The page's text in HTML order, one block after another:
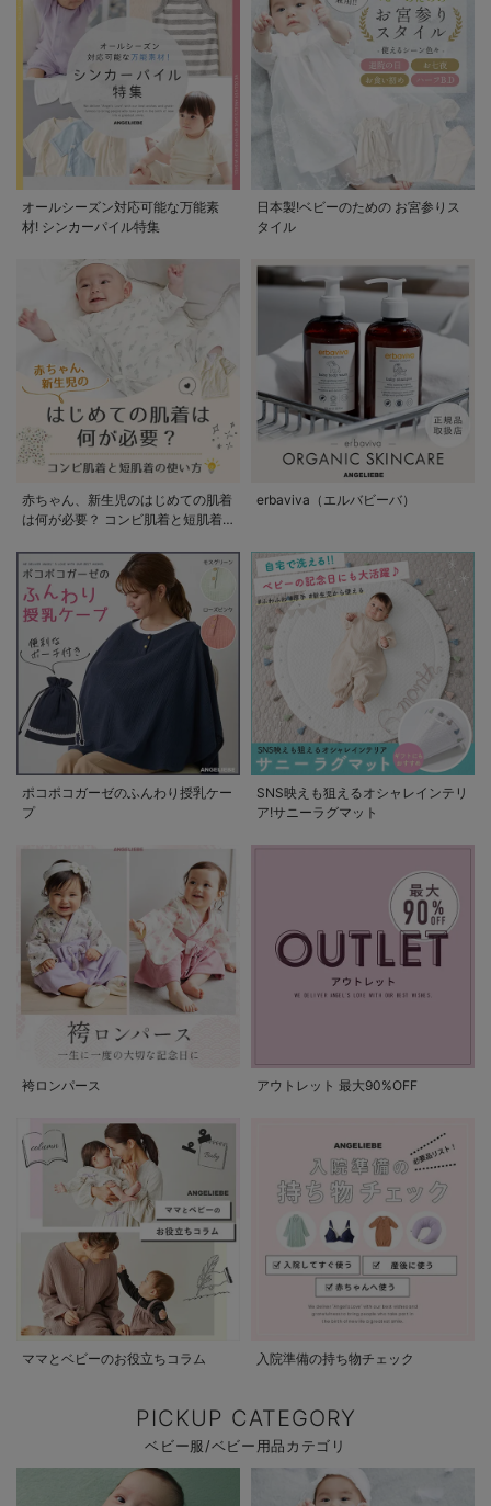
オールシーズン対応可能な万能素
材! シンカーパイル特集
日本製!ベビーのための お宮参りス
タイル
赤ちゃん、新生児のはじめての肌着
は何が必要？ コンビ肌着と短肌着
erbaviva（エルバビーバ）
ポコポコガーゼのふんわり授乳ケー
プ
SNS映えも狙えるオシャレインテリ
ア!サニーラグマット
袴ロンパース アウトレット 最大90%OFF
ママとベビーのお役立ちコラム 入院準備の持ち物チェック
PICKUP CATEGORY
ベビー服/ベビー用品カテゴリ